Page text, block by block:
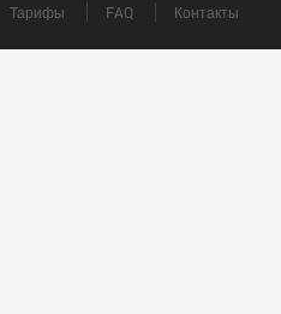
Тарифы FAQ Контакты